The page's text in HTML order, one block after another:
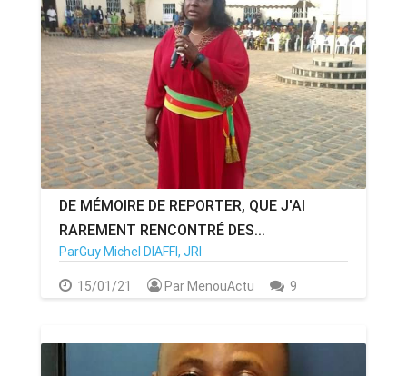
DE MÉMOIRE DE REPORTER, QUE J'AI
RAREMENT RENCONTRÉ DES...
ParGuy Michel DIAFFI, JRI
15/01/21 Par MenouActu 9